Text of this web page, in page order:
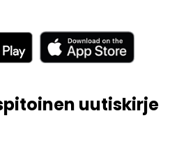
uutiskirje